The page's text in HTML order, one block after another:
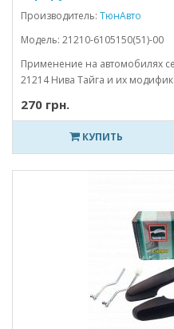
Производитель: ТюнАвто
Модель: 21210-6105150(51)-00
Применение на автомобилях
21214 Нива Тайга и их
270 грн.
КУПИТЬ